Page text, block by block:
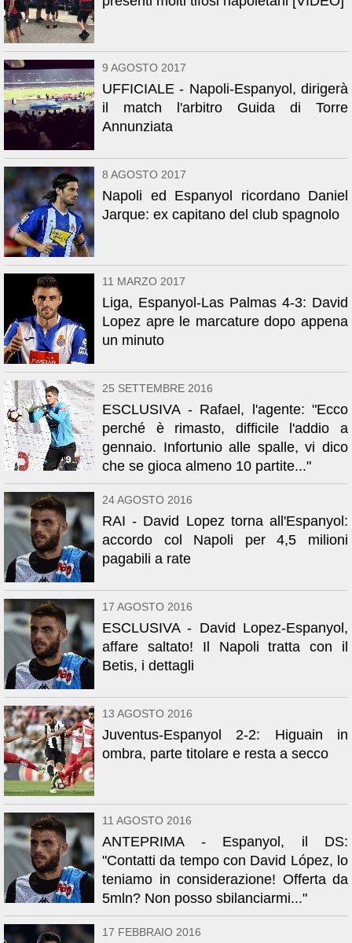
9 AGOSTO 2017
UFFICIALE - Napoli-Espanyol, dirigerà
il match l'arbitro Guida di Torre
Annunziata
8 AGOSTO 2017
Napoli ed Espanyol ricordano Daniel
Jarque: ex capitano del club spagnolo
11 MARZO 2017
Liga, Espanyol-Las Palmas 4-3: David
Lopez apre le marcature dopo appena
un minuto
25 SETTEMBRE 2016
ESCLUSIVA - Rafael, l'agente: "Ecco
perché è rimasto, difficile l'addio a
gennaio. Infortunio alle spalle, vi dico
che se gioca almeno 10 partite..."
24 AGOSTO 2016
RAI - David Lopez torna all'Espanyol:
accordo col Napoli per 4,5 milioni
pagabili a rate
17 AGOSTO 2016
ESCLUSIVA - David Lopez-Espanyol,
affare saltato! Il Napoli tratta con il
Betis, i dettagli
13 AGOSTO 2016
Juventus-Espanyol 2-2: Higuain in
ombra, parte titolare e resta a secco
11 AGOSTO 2016
ANTEPRIMA - Espanyol, il DS:
"Contatti da tempo con David López, lo
teniamo in considerazione! Offerta da
5mln? Non posso sbilanciarmi..."
17 FEBBRAIO 2016